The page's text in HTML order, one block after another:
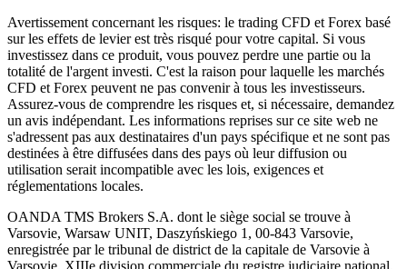
Avertissement concernant les risques: le trading CFD et Forex basé
sur les effets de levier est très risqué pour votre capital. Si vous
investissez dans ce produit, vous pouvez perdre une partie ou la
totalité de l'argent investi. C'est la raison pour laquelle les marchés
CFD et Forex peuvent ne pas convenir à tous les investisseurs.
Assurez-vous de comprendre les risques et, si nécessaire, demandez
un avis indépendant. Les informations reprises sur ce site web ne
s'adressent pas aux destinataires d'un pays spécifique et ne sont pas
destinées à être diffusées dans des pays où leur diffusion ou
utilisation serait incompatible avec les lois, exigences et
réglementations locales.
OANDA TMS Brokers S.A. dont le siège social se trouve à
Varsovie, Warsaw UNIT, Daszyńskiego 1, 00-843 Varsovie,
enregistrée par le tribunal de district de la capitale de Varsovie à
Varsovie, XIIIe division commerciale du registre judiciaire national,